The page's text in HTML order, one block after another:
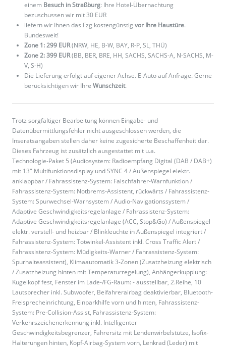
einem Besuch in Straßburg: Ihre Hotel-Übernachtung
bezuschussen wir mit 30 EUR
liefern wir Ihnen das Fzg kostengünstig vor Ihre Haustüre.
Bundesweit!
Zone 1: 299 EUR(NRW, HE, B-W, BAY, R-P, SL, THÜ)
Zone 2: 399 EUR(BB, BER, BRE, HH, SACHS, SACHS-A, N-SACHS, M-
V, S-H)
Die Lieferung erfolgt auf eigener Achse. E-Auto auf Anfrage. Gerne
berücksichtigen wir Ihre Wunschzeit.
Trotz sorgfältiger Bearbeitung können Eingabe- und
Datenübermittlungsfehler nicht ausgeschlossen werden, die
Inseratsangaben stellen daher keine zugesicherte Beschaffenheit dar.
Dieses Fahrzeug ist zusätzlich ausgestattet mit u.a.
Technologie-Paket 5 (Audiosystem: Radioempfang Digital (DAB / DAB+)
mit 13" Multifunktionsdisplay und SYNC 4 / Außenspiegel elektr.
anklappbar / Fahrassistenz-System: Falschfahrer-Warnfunktion /
Fahrassistenz-System: Notbrems-Assistent, rückwärts / Fahrassistenz-
System: Spurwechsel-Warnsystem / Audio-Navigationssystem /
Adaptive Geschwindigkeitsregelanlage / Fahrassistenz-System:
Adaptive Geschwindigkeitsregelanlage (ACC, Stop&Go) / Außenspiegel
elektr. verstell- und heizbar / Blinkleuchte in Außenspiegel integriert /
Fahrassistenz-System: Totwinkel-Assistent inkl. Cross Traffic Alert /
Fahrassistenz-System: Müdigkeits-Warner / Fahrassistenz-System:
Spurhalteassistent), Klimaautomatik 3-Zonen (Zusatzheizung elektrisch
/ Zusatzheizung hinten mit Temperaturregelung), Anhängerkupplung:
Kugelkopf fest, Fenster im Lade-/FG-Raum: - ausstellbar, 2.Reihe, 10
Lautsprecher inkl. Subwoofer, Beifahrerairbag deaktivierbar, Bluetooth-
Freisprecheinrichtung, Einparkhilfe vorn und hinten, Fahrassistenz-
System: Pre-Collision-Assist, Fahrassistenz-System:
Verkehrszeichenerkennung inkl. Intelligenter
Geschwindigkeitsbegrenzer, Fahrersitz mit Lendenwirbelstütze, Isofix-
Halterungen hinten, Kopf-Airbag-System vorn, Lenkrad (Leder) mit